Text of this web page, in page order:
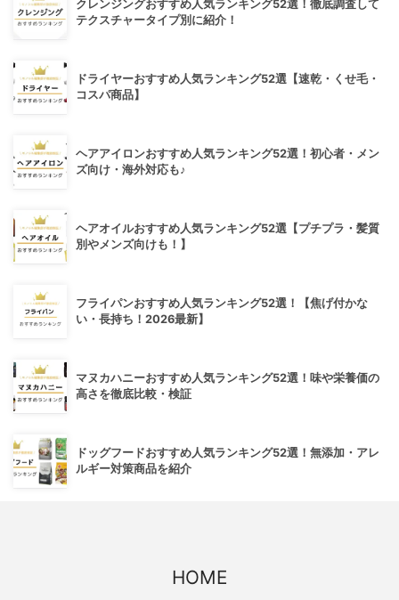
クレンジングおすすめ人気ランキング52選！徹底調査して
テクスチャータイプ別に紹介！
ドライヤーおすすめ人気ランキング52選【速乾・くせ毛・
コスパ商品】
ヘアアイロンおすすめ人気ランキング52選！初心者・メン
ズ向け・海外対応も♪
ヘアオイルおすすめ人気ランキング52選【プチプラ・髪質
別やメンズ向けも！】
フライパンおすすめ人気ランキング52選！【焦げ付かな
い・長持ち！2026最新】
マヌカハニーおすすめ人気ランキング52選！味や栄養価の
高さを徹底比較・検証
ドッグフードおすすめ人気ランキング52選！無添加・アレ
ルギー対策商品を紹介
HOME